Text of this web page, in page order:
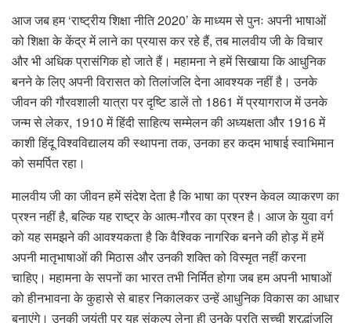
आज जब हम ‘राष्ट्रीय शिक्षा नीति 2020’ के माध्यम से पुनः अपनी भाषाओं
को शिक्षा के केंद्र में लाने का प्रयास कर रहे हैं, तब मालवीय जी के विचार
और भी अधिक प्रासंगिक हो जाते हैं। महामना ने हमें सिखाया कि आधुनिक
बनने के लिए अपनी विरासत को तिलांजलि देना आवश्यक नहीं है। उनके
जीवन की गौरवशाली यात्रा पर दृष्टि डालें तो 1861 में प्रयागराज में उनके
जन्म से लेकर, 1910 में हिंदी साहित्य सम्मेलन की अध्यक्षता और 1916 में
काशी हिंदू विश्वविद्यालय की स्थापना तक, उनका हर कदम भाषाई स्वाभिमान
को समर्पित रहा।
मालवीय जी का जीवन हमें संदेश देता है कि भाषा का प्रश्न केवल व्याकरण का
प्रश्न नहीं है, बल्कि यह राष्ट्र के आत्म-गौरव का प्रश्न है। आज के युवा वर्ग
को यह समझने की आवश्यकता है कि वैश्विक नागरिक बनने की होड़ में हमें
अपनी मातृभाषाओं की मिठास और उनकी शक्ति को विस्मृत नहीं करना
चाहिए। महामना के सपनों का भारत तभी निर्मित होगा जब हम अपनी भाषाओं
को हीनभावना के कुहासे से बाहर निकालकर उन्हें आधुनिक विकास का आधार
बनाएंगे। उनकी जयंती पर यह संकल्प लेना ही उनके प्रति सच्ची श्रद्धांजलि